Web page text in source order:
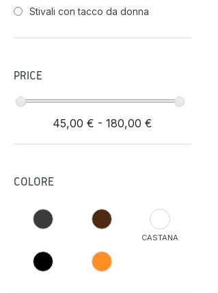
Stivali con tacco da donna
PRICE
45,00 € - 180,00 €
COLORE
CASTANA